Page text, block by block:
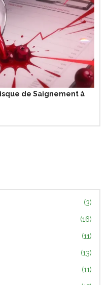
de Saignement à
(3)
(16)
(11)
(13)
(11)